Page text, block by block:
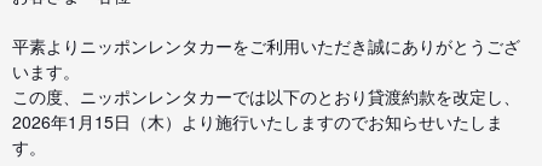
平素よりニッポンレンタカーをご利用いただき誠にありがとうござ
います。
この度、ニッポンレンタカーでは以下のとおり貸渡約款を改定し、
2026年1月15日（木）より施行いたしますのでお知らせいたしま
す。